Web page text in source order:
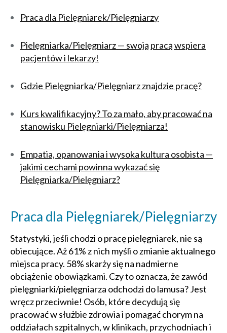
Praca dla Pielęgniarek/Pielęgniarzy
Pielęgniarka/Pielęgniarz — swoją pracą wspiera
pacjentów i lekarzy!
Gdzie Pielęgniarka/Pielęgniarz znajdzie pracę?
Kurs kwalifikacyjny? To za mało, aby pracować na
stanowisku Pielęgniarki/Pielęgniarza!
Empatia, opanowania i wysoka kultura osobista —
jakimi cechami powinna wykazać się
Pielęgniarka/Pielęgniarz?
Praca dla Pielęgniarek/Pielęgniarzy
Statystyki, jeśli chodzi o pracę pielęgniarek, nie są
obiecujące. Aż 61% z nich myśli o zmianie aktualnego
miejsca pracy. 58% skarży się na nadmierne
obciążenie obowiązkami. Czy to oznacza, że zawód
pielęgniarki/pielęgniarza odchodzi do lamusa? Jest
wręcz przeciwnie! Osób, które decydują się
pracować w służbie zdrowia i pomagać chorym na
oddziałach szpitalnych, w klinikach, przychodniach i